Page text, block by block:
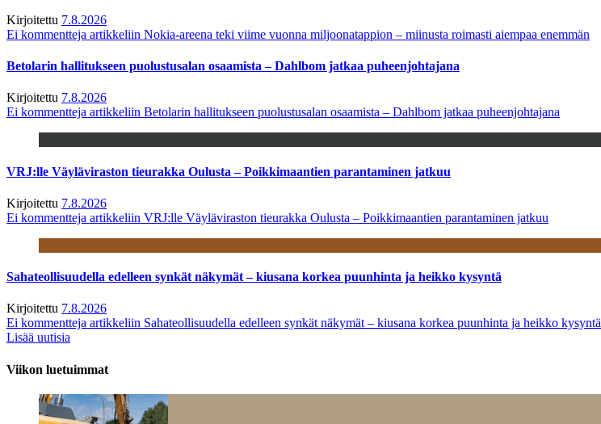
Kirjoitettu 7.8.2026
Ei kommentteja artikkeliin Nokia-areena teki viime vuonna miljoonatappion – miinusta roimasti aiempaa enemmän
Betolarin hallitukseen puolustusalan osaamista – Dahlbom jatkaa puheenjohtajana
Kirjoitettu 7.8.2026
Ei kommentteja artikkeliin Betolarin hallitukseen puolustusalan osaamista – Dahlbom jatkaa puheenjohtajana
VRJ:lle Väyläviraston tieurakka Oulusta – Poikkimaantien parantaminen jatkuu
Kirjoitettu 7.8.2026
Ei kommentteja artikkeliin VRJ:lle Väyläviraston tieurakka Oulusta – Poikkimaantien parantaminen jatkuu
Sahateollisuudella edelleen synkät näkymät – kiusana korkea puunhinta ja heikko kysyntä
Kirjoitettu 7.8.2026
Ei kommentteja artikkeliin Sahateollisuudella edelleen synkät näkymät – kiusana korkea puunhinta ja heikko kysyntä
Lisää uutisia
Viikon luetuimmat